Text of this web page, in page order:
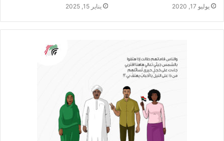
يوليو 17, 2020 يناير 15, 2025